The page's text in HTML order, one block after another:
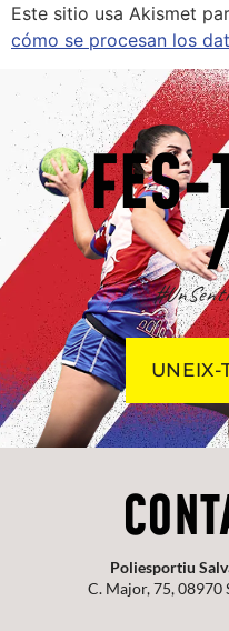
Este sitio usa Akismet
cómo se procesan los
FES-
UNEIX-
Poliesportiu
C. Major, 75, 08970